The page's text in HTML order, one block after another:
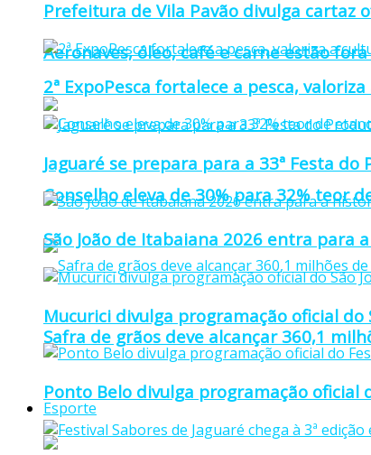
Aeronaves, óleo, café e carne estão
Conselho eleva de 30% para 32% teor
Safra de grãos deve alcançar 360,1
Esporte
Prefeitura de Vila Pavão divulga cartaz
2ª ExpoPesca fortalece a pesca,
Jaguaré se prepara para a 33ª Festa
São João de Itabaiana 2026 entra para
Mucurici divulga programação oficial do
Ponto Belo divulga programação oficial